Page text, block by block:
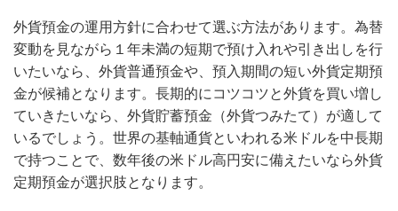
外貨預金の運用方針に合わせて選ぶ方法があります。為替
変動を見ながら１年未満の短期で預け入れや引き出しを行
いたいなら、外貨普通預金や、預入期間の短い外貨定期預
金が候補となります。長期的にコツコツと外貨を買い増し
ていきたいなら、外貨貯蓄預金（外貨つみたて）が適して
いるでしょう。世界の基軸通貨といわれる米ドルを中長期
で持つことで、数年後の米ドル高円安に備えたいなら外貨
定期預金が選択肢となります。